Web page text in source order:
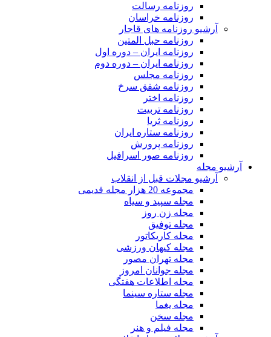
روزنامه رسالت
روزنامه خراسان
آرشیو روزنامه های قاجار
روزنامه حبل المتین
روزنامه ایران – دوره اول
روزنامه ایران – دوره دوم
روزنامه مجلس
روزنامه شفق سرخ
روزنامه اختر
روزنامه تربیت
روزنامه ثریا
روزنامه ستاره ایران
روزنامه پرورش
روزنامه صور اسرافیل
آرشیو مجله
آرشیو مجلات قبل از انقلاب
مجموعه 20 هزار مجله قدیمی
مجله سپید و سیاه
مجله زن روز
مجله توفیق
مجله کاریکاتور
مجله کیهان ورزشی
مجله تهران مصور
مجله جوانان امروز
مجله اطلاعات هفتگی
مجله ستاره سینما
مجله یغما
مجله سخن
مجله فیلم و هنر